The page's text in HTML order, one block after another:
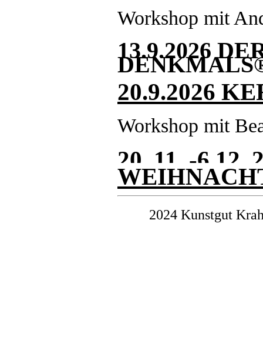
Workshop mit
13.9.2026
20.9.2026
Workshop mit
20. 11. -6.12.
2024 Kunstgut